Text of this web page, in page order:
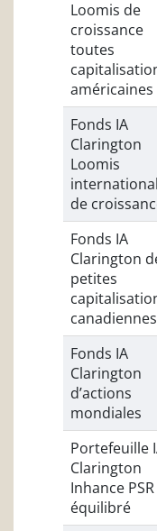
Loomis de
croissance
toutes
américaines
Fonds IA
Clarington
Loomis
international
de
Fonds IA
Clarington
petites
canadiennes
Fonds IA
Clarington
d’actions
mondiales
Portefeuille
Clarington
Inhance PSR
équilibré